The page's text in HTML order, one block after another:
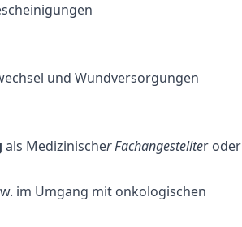
und Wundversorgungen
als Medizinischer Fachangestellter oder
im Umgang mit onkologischen